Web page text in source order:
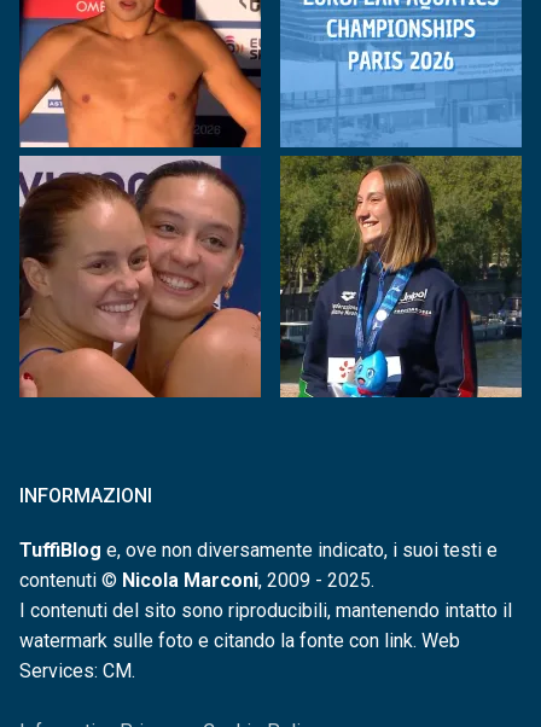
INFORMAZIONI
TuffiBlog e, ove non diversamente indicato, i suoi testi e
contenuti © Nicola Marconi, 2009 - 2025.
I contenuti del sito sono riproducibili, mantenendo intatto il
watermark sulle foto e citando la fonte con link. Web
Services: CM.